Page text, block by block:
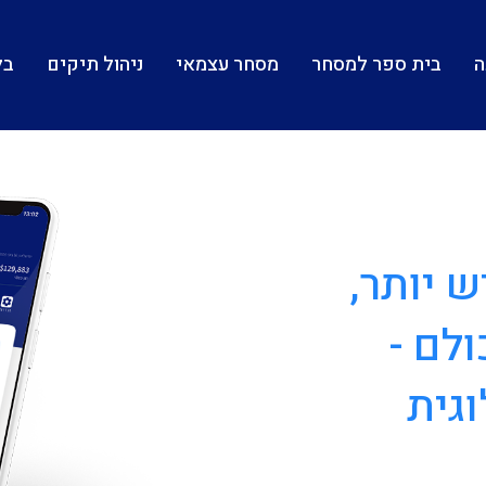
ניהול תיקים מסחר עצמאי בית ספר למסחר
יותר,
-